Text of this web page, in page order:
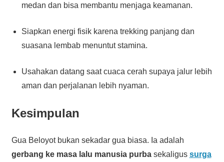
medan dan bisa membantu menjaga keamanan.
Siapkan energi fisik karena trekking panjang dan
suasana lembab menuntut stamina.
Usahakan datang saat cuaca cerah supaya jalur lebih
aman dan perjalanan lebih nyaman.
Kesimpulan
Gua Beloyot bukan sekadar gua biasa. Ia adalah
gerbang ke masa lalu manusia purbasekaligus surga